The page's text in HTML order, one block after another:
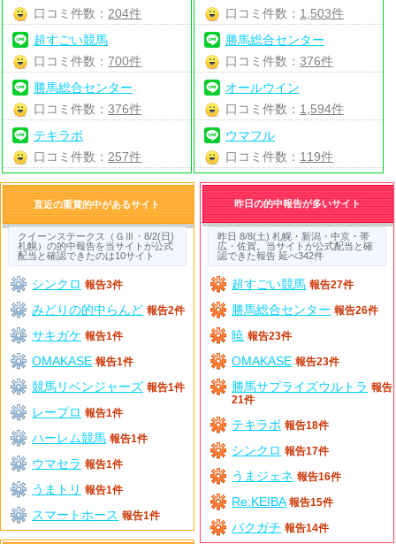
口コミ件数： 204件
超すごい競馬
口コミ件数：700件
勝馬総合センター
口コミ件数：376件
テキラボ
口コミ件数： 257件
口コミ件数： 1,503件
勝馬総合センター
口コミ件数： 376件
オールウイン
口コミ件数： 1,594件
ウマフル
口コミ件数： 119件
直近の重賞的中があるサイト
クイーンステークス（ＧⅢ・8/2(日)
札幌）の的中報告を当サイトが公式
配当と確認できたのは10サイト
シンクロ 報告3件
みどりの的中らんど 報告2件
サキガケ 報告1件
OMAKASE 報告1件
競馬リベンジャーズ 報告1件
レープロ 報告1件
ハーレム競馬 報告1件
ウマセラ 報告1件
うまトリ 報告1件
スマートホース 報告1件
昨日の的中報告が多いサイト
昨日 8/8(土) 札幌・新潟・中京・帯
広・佐賀。当サイトが公式配当と確
認できた報告 延べ342件
超すごい競馬 報告27件
勝馬総合センター 報告26件
暁 報告23件
OMAKASE 報告23件
勝馬サプライズウルトラ 報告
21件
テキラボ 報告18件
シンクロ 報告17件
うまジェネ 報告16件
Re:KEIBA 報告15件
バクガチ 報告14件